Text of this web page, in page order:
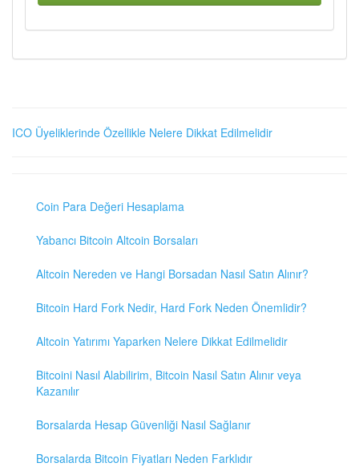
ICO Üyeliklerinde Özellikle Nelere Dikkat Edilmelidir
Coin Para Değeri Hesaplama
Yabancı Bitcoin Altcoin Borsaları
Altcoin Nereden ve Hangi Borsadan Nasıl Satın Alınır?
Bitcoin Hard Fork Nedir, Hard Fork Neden Önemlidir?
Altcoin Yatırımı Yaparken Nelere Dikkat Edilmelidir
Bitcoini Nasıl Alabilirim, Bitcoin Nasıl Satın Alınır veya
Kazanılır
Borsalarda Hesap Güvenliği Nasıl Sağlanır
Borsalarda Bitcoin Fiyatları Neden Farklıdır